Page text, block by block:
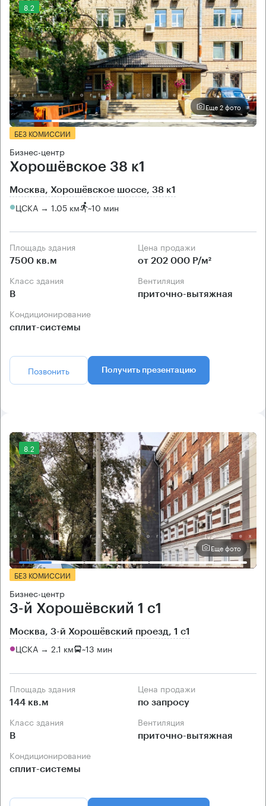
8.2
Еще 2 фото
БЕЗ КОМИССИИ
Бизнес-центр
Хорошёвское 38 к1
Москва, Хорошёвское шоссе, 38 к1
ЦСКА → 1.05 км ~10 мин
Площадь здания
7500 кв.м
Цена продажи
от 202 000 Р/м²
Класс здания
B
Вентиляция
приточно-вытяжная
Кондиционирование
сплит-системы
Позвонить Получить презентацию
8.2
Еще фото
БЕЗ КОМИССИИ
Бизнес-центр
3-й Хорошёвский 1 с1
Москва, 3-й Хорошёвский проезд, 1 с1
ЦСКА → 2.1 км ~13 мин
Площадь здания
144 кв.м
Цена продажи
по запросу
Класс здания
B
Вентиляция
приточно-вытяжная
Кондиционирование
сплит-системы